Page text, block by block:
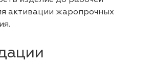
активации жаропрочных